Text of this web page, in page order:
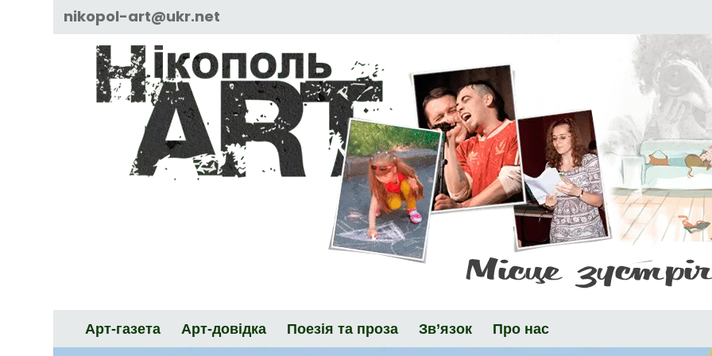
nikopol-art@ukr.net
Арт-газета Арт-довідка Поезія та проза Зв’язок Про нас